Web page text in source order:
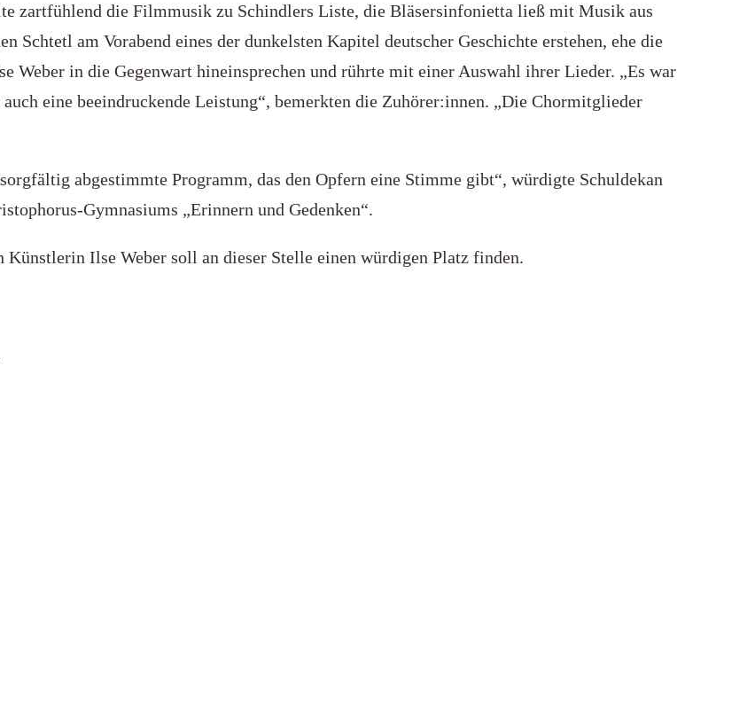
zartfühlend die Filmmusik zu Schindlers Liste, die Bläsersinfonietta ließ mit Musik aus
Schtetl am Vorabend eines der dunkelsten Kapitel deutscher Geschichte erstehen, ehe die
Weber in die Gegenwart hineinsprechen und rührte mit einer Auswahl ihrer Lieder. „Es war
eine beeindruckende Leistung“, bemerkten die Zuhörer:innen. „Die Chormitglieder
abgestimmte Programm, das den Opfern eine Stimme gibt“, würdigte Schuldekan
Gymnasiums „Erinnern und Gedenken“.
Ilse Weber soll an dieser Stelle einen würdigen Platz finden.